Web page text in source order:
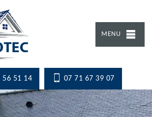
MENU
56 51 14 07 71 67 39 07